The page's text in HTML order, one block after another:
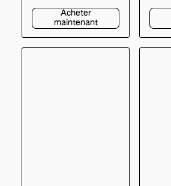
Acheter
maintenant